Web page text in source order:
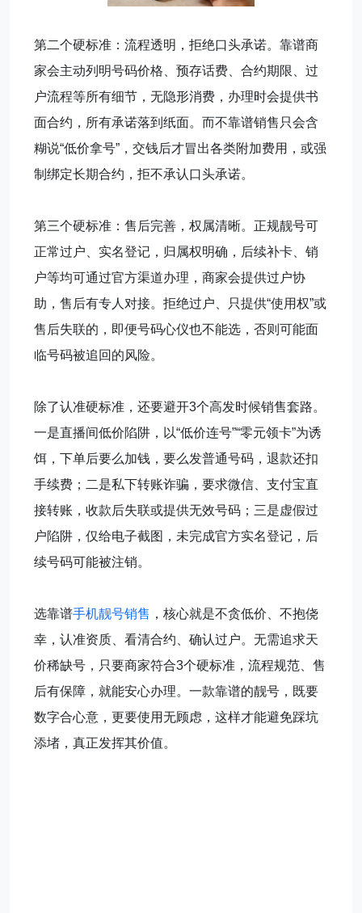
第二个硬标准：流程透明，拒绝口头承诺。靠谱商
家会主动列明号码价格、预存话费、合约期限、过
户流程等所有细节，无隐形消费，办理时会提供书
面合约，所有承诺落到纸面。而不靠谱销售只会含
糊说“低价拿号”，交钱后才冒出各类附加费用，或强
制绑定长期合约，拒不承认口头承诺。
第三个硬标准：售后完善，权属清晰。正规靓号可
正常过户、实名登记，归属权明确，后续补卡、销
户等均可通过官方渠道办理，商家会提供过户协
助，售后有专人对接。拒绝过户、只提供“使用权”或
售后失联的，即便号码心仪也不能选，否则可能面
临号码被追回的风险。
除了认准硬标准，还要避开3个高发时候销售套路。
一是直播间低价陷阱，以“低价连号”“零元领卡”为诱
饵，下单后要么加钱，要么发普通号码，退款还扣
手续费；二是私下转账诈骗，要求微信、支付宝直
接转账，收款后失联或提供无效号码；三是虚假过
户陷阱，仅给电子截图，未完成官方实名登记，后
续号码可能被注销。
选靠谱手机靓号销售 ，核心就是不贪低价、不抱侥
幸，认准资质、看清合约、确认过户。无需追求天
价稀缺号，只要商家符合3个硬标准，流程规范、售
后有保障，就能安心办理。一款靠谱的靓号，既要
数字合心意，更要使用无顾虑，这样才能避免踩坑
添堵，真正发挥其价值。